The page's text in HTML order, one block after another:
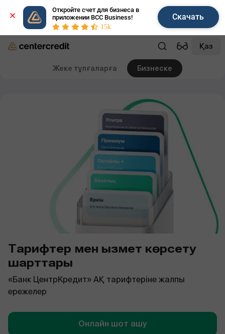
Откройте счет для бизнеса в
приложении BCC Business!
15k
Скачать
Қаз
Жеке тұлғаларға Бизнеске
Тарифтер мен қызмет көрсету
шарттары
«Банк ЦентрКредит» АҚ тарифтеріне жалпы
ережелер
Онлайн шот ашу